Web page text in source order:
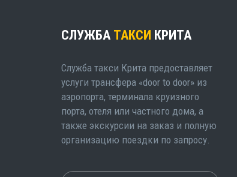
СЛУЖБА ТАКСИ КРИТА
Служба такси Крита предоставляет
услуги трансфера «door to door» из
аэропорта, терминала круизного
порта, отеля или частного дома, а
также экскурсии на заказ и полную
организацию поездки по запросу.